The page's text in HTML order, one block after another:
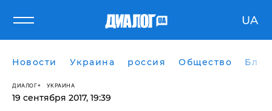
UA
Новости Украина россия Общество
ДИАЛОГ УКРАИНА
19 сентября 2017, 19:39